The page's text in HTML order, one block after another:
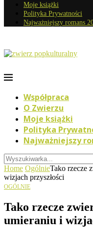
Moje książki
Polityka Prywatności
Najważniejszy romans
Współpraca
O Zwierzu
Moje książki
Polityka
Najważniejszy
Home OgólnieTako rzecze
wizjach przyszłości
OGÓLNIE
Tako rzecze
umieraniu i